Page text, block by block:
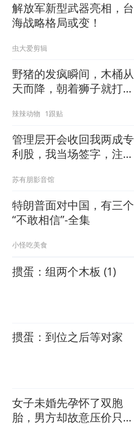
解放军新型武器亮相，台
海战略格局或变！
虫大爱剪辑
野猪的发疯瞬间，木桶从
天而降，朝着狮子就打去
辣辣动物 1跟贴
管理层开会收回我两成专
利股，我当场签字，注销
苏有朋影音馆
特朗普面对中国，有三个
“不敢相信”-全集
小怪吃美食
掼蛋：组两个木板 (1)
掼蛋：到位之后等对家
女子未婚先孕怀了双胞
胎，男方却故意压价只给